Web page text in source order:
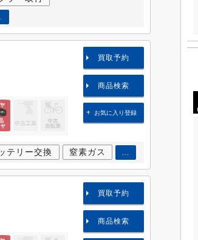
テリー交換 窒素ガス ...
買取予約
商品検索
お気に入り登録
買取予約
商品検索